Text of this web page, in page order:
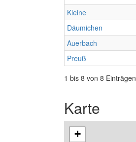
Kleine
Däumichen
Auerbach
Preuß
1 bis 8 von 8 Einträgen
Karte
+